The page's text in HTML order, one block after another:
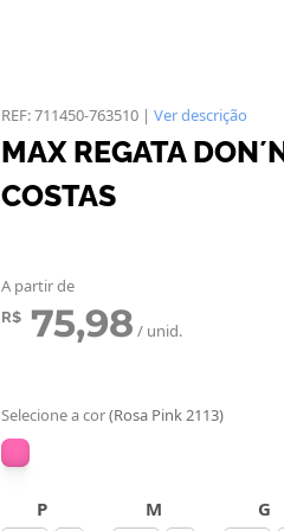
REF: 711450-763510 | Ver descrição
MAX REGATA
COSTAS
A partir de
R$ 75,98 / unid.
Selecione a cor(Rosa Pink 2113)
P M G